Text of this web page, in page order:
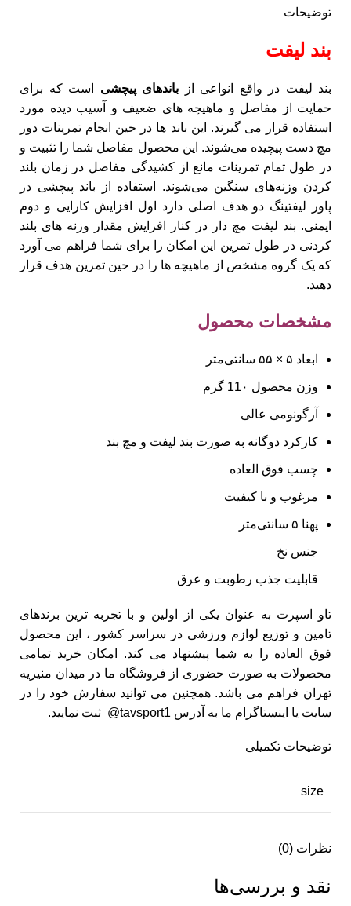
توضیحات
بند لیفت
بند لیفت در واقع انواعی از باندهای پیچشی
است که برای
حمایت از مفاصل و ماهیچه های ضعیف و آسیب دیده مورد
استفاده قرار می گیرند. این باند ها در حین انجام تمرینات دور
مچ دست پیچیده می‌شوند. این محصول مفاصل شما را تثبیت و
در طول تمام تمرینات مانع از کشیدگی مفاصل در زمان بلند
کردن وزنه‌های سنگین می‌شوند. استفاده از باند پیچشی در
پاور لیفتینگ دو هدف اصلی دارد اول افزایش کارایی و دوم
ایمنی. بند لیفت مچ دار در کنار افزایش مقدار وزنه های بلند
کردنی در طول تمرین این امکان را برای شما فراهم می آورد
که یک گروه مشخص از ماهیچه ها را در حین تمرین هدف قرار
دهید.
مشخصات محصول
ابعاد ۵ × ۵۵ سانتی‌متر
وزن محصول 11۰ گرم
آرگونومی عالی
کارکرد دوگانه به صورت بند لیفت و مچ بند
چسب فوق العاده
مرغوب و با کیفیت
پهنا ۵ سانتی‌متر
جنس نخ
قابلیت جذب رطوبت و عرق
تاو اسپرت به عنوان یکی از اولین و با تجربه ترین برندهای
تامین و توزیع لوازم ورزشی در سراسر کشور ، این محصول
فوق العاده را به شما پیشنهاد می کند. امکان خرید تمامی
محصولات به صورت حضوری از فروشگاه ما در میدان منیریه
تهران فراهم می باشد. همچنین می توانید سفارش خود را در
سایت یا اینستاگرام ما به آدرس tavsport1@ ثبت نمایید.
توضیحات تکمیلی
size
نظرات (0)
نقد و بررسی‌ها